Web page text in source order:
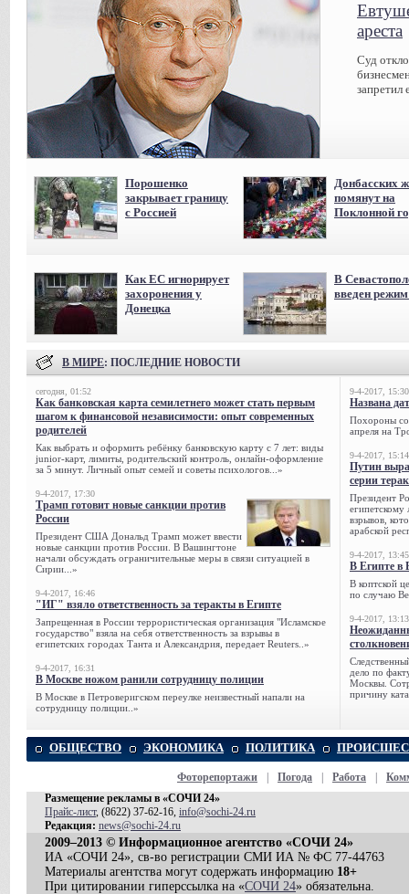
ареста
Суд
запретил
Порошенко
закрывает границу
с Россией
Донбасских
помянут на
Поклонной
Как ЕС игнорирует
захоронения у
Донецка
В
введен
В МИРЕ: ПОСЛЕДНИЕ НОВОСТИ
сегодня, 01:52
Как банковская карта семилетнего может стать первым
шагом к финансовой независимости: опыт современных
родителей
Как выбрать и оформить ребёнку банковскую карту с 7 лет: виды
junior-карт, лимиты, родительский контроль, онлайн-оформление
за 5 минут. Личный опыт семей и советы психологов...»
9-4-2017, 17:30
Трамп готовит новые санкции против
России
Президент США Дональд Трамп может ввести
новые санкции против России. В Вашингтоне
начали обсуждать ограничительные меры в связи ситуацией в
Сирии...»
9-4-2017, 16:46
"ИГ" взяло ответственность за теракты в Египте
Запрещенная в России террористическая организация "Исламское
государство" взяла на себя ответственность за взрывы в
египетских городах Танта и Александрия, передает Reuters..»
9-4-2017, 16:31
В Москве ножом ранили сотрудницу полиции
В Москве в Петроверигском переулке неизвестный напали на
сотрудницу полиции..»
9-4-2017, 15:30
Названа
Похороны
апреля на
9-4-2017, 15:14
Путин
серии
Президент
египетскому
взрывов,
арабской
9-4-2017, 13:45
В Египте в
В коптской
по случаю
9-4-2017, 13:13
дело по
Москвы.
причину
ОБЩЕСТВО ЭКОНОМИКА ПОЛИТИКА
Фоторепортажи Погода Работа
Размещение рекламы в «СОЧИ 24»
Прайс-лист, (8622) 37-62-16, info@sochi-24.ru
Редакция: news@sochi-24.ru
2009–2013 © Информационное агентство «СОЧИ 24»
ИА «СОЧИ 24», св-во регистрации СМИ ИА № ФС 77-44763
Материалы агентства могут содержать информацию 18+
При цитировании гиперссылка на «СОЧИ 24» обязательна.